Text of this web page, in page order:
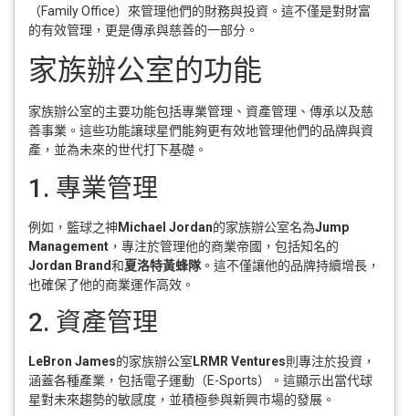
（Family Office）來管理他們的財務與投資。這不僅是對財富
的有效管理，更是傳承與慈善的一部分。
家族辦公室的功能
家族辦公室的主要功能包括專業管理、資產管理、傳承以及慈
善事業。這些功能讓球星們能夠更有效地管理他們的品牌與資
產，並為未來的世代打下基礎。
1. 專業管理
例如，籃球之神 Michael Jordan的家族辦公室名為Jump
Management ，專注於管理他的商業帝國，包括知名的
Jordan Brand和夏洛特黃蜂隊 。這不僅讓他的品牌持續增長，
也確保了他的商業運作高效。
2. 資產管理
LeBron James的家族辦公室 LRMR Ventures則專注於投資，
涵蓋各種產業，包括電子運動（E-Sports）。這顯示出當代球
星對未來趨勢的敏感度，並積極參與新興市場的發展。